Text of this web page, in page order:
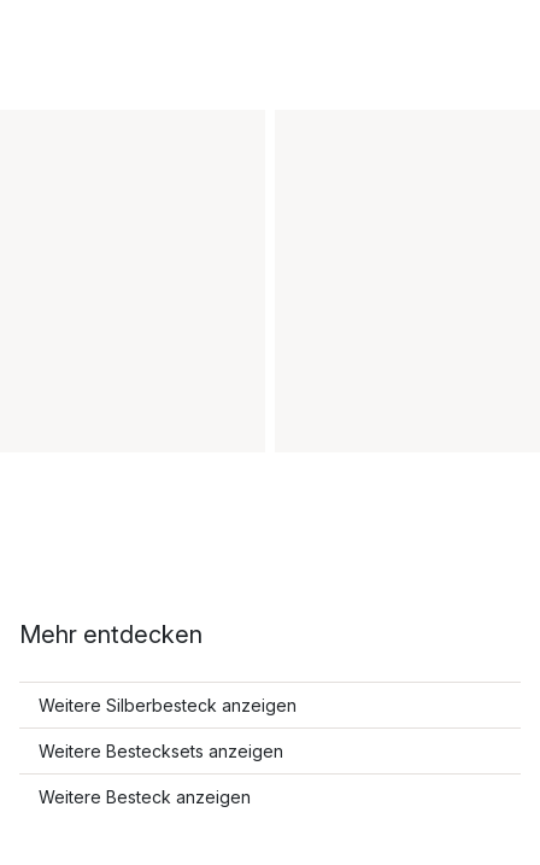
Mehr entdecken
Weitere Silberbesteck anzeigen
Weitere Bestecksets anzeigen
Weitere Besteck anzeigen